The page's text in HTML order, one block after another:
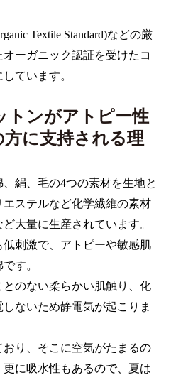
Textile Standard)などの厳
ーガニック認証を受けたコ
ています。
トンがアトピー性
に支持される理
絹、毛の4つの素材を生地と
ステルなど化学繊維の素材
大量に生産されています。
刺激で、アトピーや敏感肌
す。
のない柔らかい肌触り、化
ないため静電気が起こりま
り、そこに空気がたまるの
に吸水性もあるので、夏は